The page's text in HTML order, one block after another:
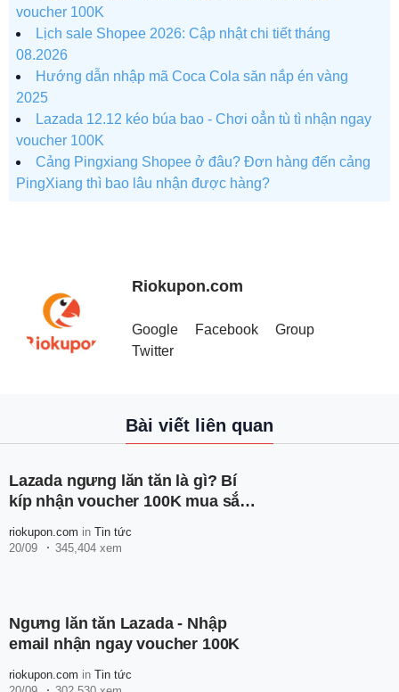
voucher 100K
Lịch sale Shopee 2026: Cập nhật chi tiết tháng
08.2026
Hướng dẫn nhập mã Coca Cola săn nắp én vàng
2025
Lazada 12.12 kéo búa bao - Chơi oẳn tù tì nhận ngay
voucher 100K
Cảng Pingxiang Shopee ở đâu? Đơn hàng đến cảng
PingXiang thì bao lâu nhận được hàng?
Riokupon.com
Google Facebook
Group
Twitter
Bài viết liên quan
Lazada ngưng lăn tăn là gì? Bí
kíp nhận voucher 100K mua sắm
riokupon.com in Tin tức
20/09
345,404 xem
Ngưng lăn tăn Lazada - Nhập
email nhận ngay voucher 100K
riokupon.com in Tin tức